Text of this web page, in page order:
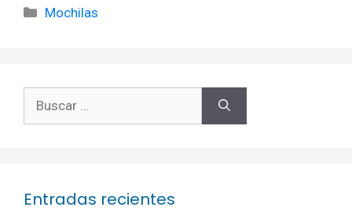
Categorías
Mochilas
Entradas recientes